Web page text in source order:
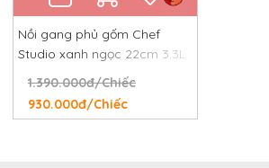
Nồi gang phủ gốm Chef
Studio xanh ngọc 22cm 3.3L
1.390.000đ/Chiếc
930.000đ/Chiếc